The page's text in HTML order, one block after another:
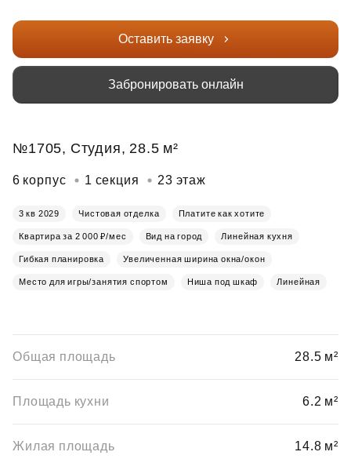
Оставить заявку
Забронировать онлайн
№1705, Студия, 28.5 м²
6 корпус 1 секция 23 этаж
3 кв 2029 Чистовая отделка Платите как хотите
Квартира за 2 000 ₽/мес Вид на город Линейная кухня
Гибкая планировка Увеличенная ширина окна/окон
Место для игры/занятия спортом Ниша под шкаф Линейная
Общая площадь 28.5 м²
Площадь кухни 6.2 м²
Жилая площадь 14.8 м²